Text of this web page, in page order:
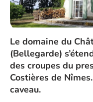
Le domaine du
(Bellegarde)
des croupes du
Costières de
caveau.